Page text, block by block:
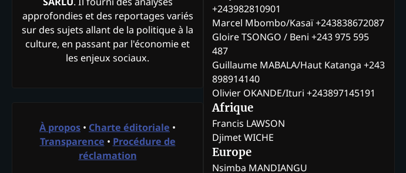
approfondies et des reportages variés
sur des sujets allant de la politique à la
culture, en passant par l'économie et
les enjeux sociaux.
À propos • Charte éditoriale •
Transparence • Procédure de
réclamation
+243982810901
Marcel Mbombo/Kasaï +243838672087
Gloire TSONGO / Beni +243 975 595
487
Guillaume MABALA/Haut Katanga +243
898914140
Olivier OKANDE/Ituri +243897145191
Afrique
Francis LAWSON
Djimet WICHE
Europe
Nsimba MANDIANGU